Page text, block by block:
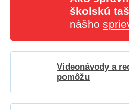
školskú
nášho
Videonávody a
pomôžu